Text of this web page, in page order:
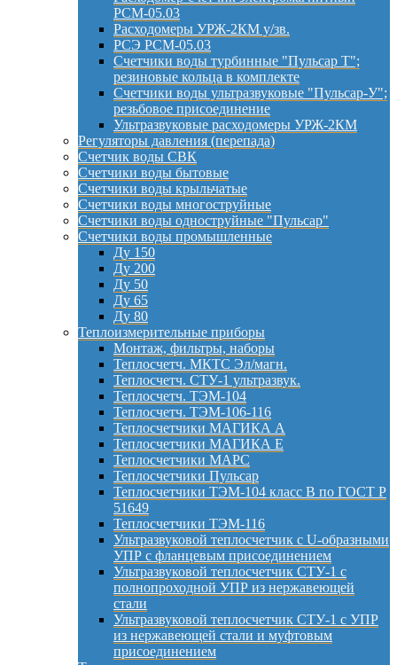
РСМ-05.03
Расходомеры УРЖ-2КМ у/зв.
РСЭ РСМ-05.03
Счетчики воды турбинные "Пульсар Т";
резиновые кольца в комплекте
Счетчики воды ультразвуковые "Пульсар-У";
резьбовое присоединение
Ультразвуковые расходомеры УРЖ-2КМ
Регуляторы давления (перепада)
Счетчик воды СВК
Счетчики воды бытовые
Счетчики воды крыльчатые
Счетчики воды многоструйные
Счетчики воды одноструйные "Пульсар"
Счетчики воды промышленные
Ду 150
Ду 200
Ду 50
Ду 65
Ду 80
Теплоизмерительные приборы
Монтаж, фильтры, наборы
Теплосчетч. МКТС Эл/магн.
Теплосчетч. СТУ-1 ультразвук.
Теплосчетч. ТЭМ-104
Теплосчетч. ТЭМ-106-116
Теплосчетчики МАГИКА А
Теплосчетчики МАГИКА Е
Теплосчетчики МАРС
Теплосчетчики Пульсар
Теплосчетчики ТЭМ-104 класс B по ГОСТ Р
51649
Теплосчетчики ТЭМ-116
Ультразвуковой теплосчетчик с U-образными
УПР с фланцевым присоединением
Ультразвуковой теплосчетчик СТУ-1 с
полнопроходной УПР из нержавеющей
стали
Ультразвуковой теплосчетчик СТУ-1 с УПР
из нержавеющей стали и муфтовым
присоединением